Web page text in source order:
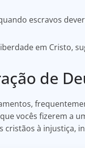
escravos
em Cristo,
de
que vocês fizerem a
cristãos à injustiça,